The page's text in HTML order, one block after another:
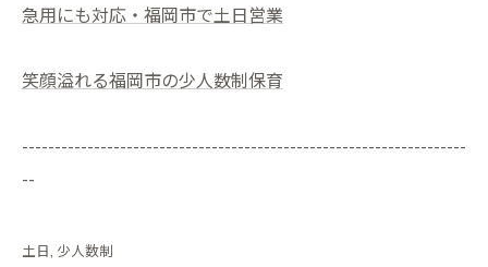
急用にも対応・福岡市で土日営業
笑顔溢れる福岡市の少人数制保育
--------------------------------------------------------------------
--
土日 少人数制